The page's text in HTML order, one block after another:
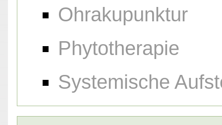
Ohrakupunktur
Phytotherapie
Systemische